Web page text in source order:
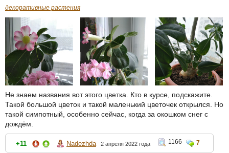
декоративные растения
Не знаем названия вот этого цветка. Кто в курсе, подскажите.
Такой большой цветок и такой маленький цветочек открылся. Но
такой симпотный, особенно сейчас, когда за окошком снег с
дождём.
+11 Nadezhda 2 апреля 2022 года 1166 7